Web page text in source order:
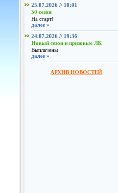
25.07.2026 // 10:01
50 сезон
На старт!
далее »
24.07.2026 // 19:36
Новый сезон и призовые ЛК
Выплачены
далее »
АРХИВ НОВОСТЕЙ